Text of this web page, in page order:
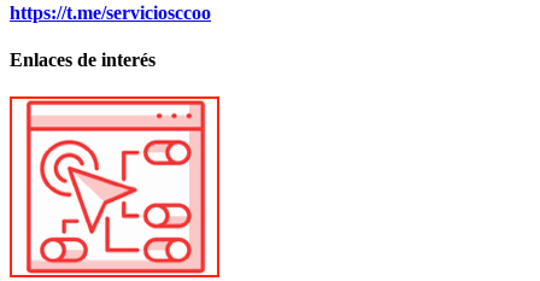
https://t.me/serviciosccoo
Enlaces de interés